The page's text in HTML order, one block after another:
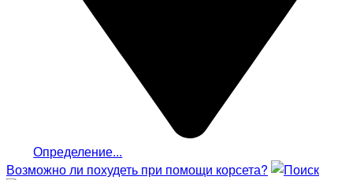
Определение...
Возможно ли похудеть при помощи корсета?